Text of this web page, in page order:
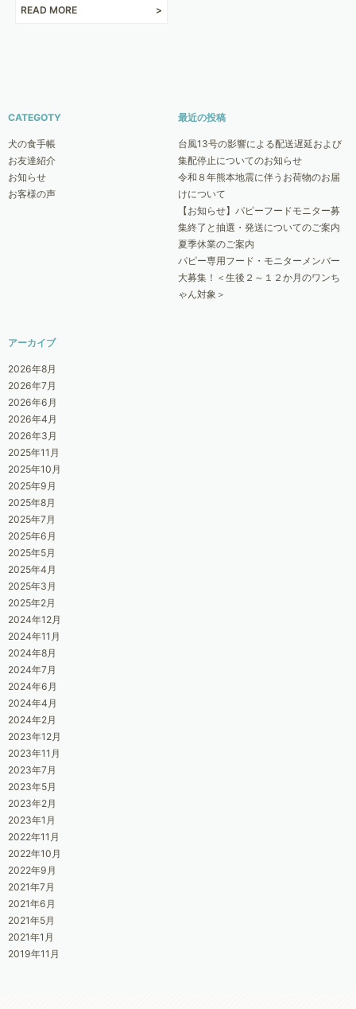
READ MORE
CATEGOTY
犬の食手帳
お友達紹介
お知らせ
お客様の声
最近の投稿
台風13号の影響による配送遅延および
集配停止についてのお知らせ
令和８年熊本地震に伴うお荷物のお届
けについて
【お知らせ】パピーフードモニター募
集終了と抽選・発送についてのご案内
夏季休業のご案内
パピー専用フード・モニターメンバー
大募集！＜生後２～１２か月のワンち
ゃん対象＞
アーカイブ
2026年8月
2026年7月
2026年6月
2026年4月
2026年3月
2025年11月
2025年10月
2025年9月
2025年8月
2025年7月
2025年6月
2025年5月
2025年4月
2025年3月
2025年2月
2024年12月
2024年11月
2024年8月
2024年7月
2024年6月
2024年4月
2024年2月
2023年12月
2023年11月
2023年7月
2023年5月
2023年2月
2023年1月
2022年11月
2022年10月
2022年9月
2021年7月
2021年6月
2021年5月
2021年1月
2019年11月